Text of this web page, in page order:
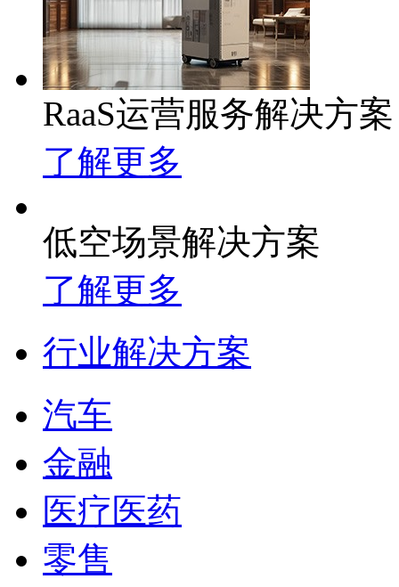
RaaS运营服务解决方案
了解更多
低空场景解决方案
了解更多
行业解决方案
汽车
金融
医疗医药
零售